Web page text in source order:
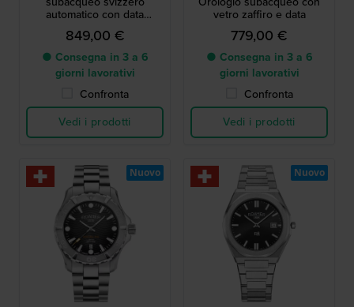
automatico con data
ciclopica
849,00 €
● Consegna in 3 a 6
giorni lavorativi
Confronta
Vedi i prodotti
vetro zaffiro e data
779,00 €
● Consegna in 3 a 6
giorni lavorativi
Confronta
Vedi i prodotti
Nuovo Nuovo